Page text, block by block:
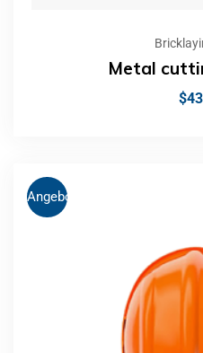
Metal
$
Angebot!